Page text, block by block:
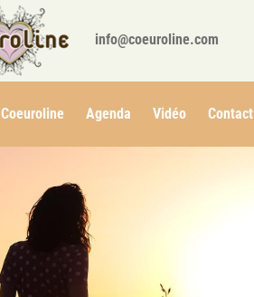
info@coeuroline.com
Coeuroline Agenda Vidéo Contact